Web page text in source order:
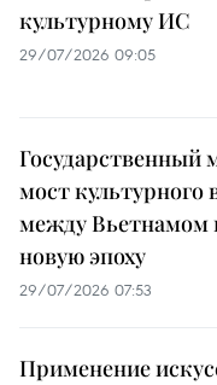
культурному ИС
29/07/2026 09:05
Государственный
мост культурного
между Вьетнамом
новую эпоху
29/07/2026 07:53
Применение